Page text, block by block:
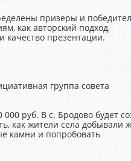
призеры и
как авторский подход,
качество презентации.
группа совета
руб. В с. Бродово будет
как жители села добывали
камни и попробовать